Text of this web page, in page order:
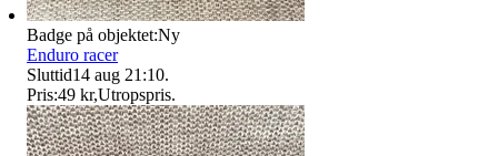
Badge på objektet:Ny
Enduro racer
Sluttid14 aug 21:10.
Pris:49 kr,Utropspris.